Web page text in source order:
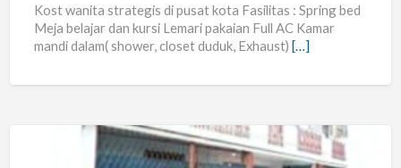
Kost wanita strategis di pusat kota Fasilitas : Spring bed
Meja belajar dan kursi Lemari pakaian Full AC Kamar
mandi dalam( shower, closet duduk, Exhaust) […]